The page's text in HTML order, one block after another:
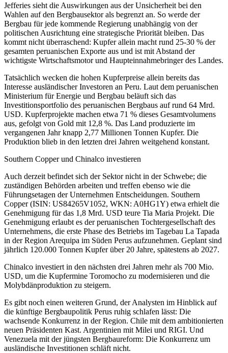
Jefferies sieht die Auswirkungen aus der Unsicherheit bei den
Wahlen auf den Bergbausektor als begrenzt an. So werde der
Bergbau für jede kommende Regierung unabhängig von der
politischen Ausrichtung eine strategische Priorität bleiben. Das
kommt nicht überraschend: Kupfer allein macht rund 25-30 % der
gesamten peruanischen Exporte aus und ist mit Abstand der
wichtigste Wirtschaftsmotor und Haupteinnahmebringer des Landes.
Tatsächlich wecken die hohen Kupferpreise allein bereits das
Interesse ausländischer Investoren an Peru. Laut dem peruanischen
Ministerium für Energie und Bergbau beläuft sich das
Investitionsportfolio des peruanischen Bergbaus auf rund 64 Mrd.
USD. Kupferprojekte machen etwa 71 % dieses Gesamtvolumens
aus, gefolgt von Gold mit 12,8 %. Das Land produzierte im
vergangenen Jahr knapp 2,77 Millionen Tonnen Kupfer. Die
Produktion blieb in den letzten drei Jahren weitgehend konstant.
Southern Copper und Chinalco investieren
Auch derzeit befindet sich der Sektor nicht in der Schwebe; die
zuständigen Behörden arbeiten und treffen ebenso wie die
Führungsetagen der Unternehmen Entscheidungen. Southern
Copper (ISIN: US84265V1052, WKN: A0HG1Y) etwa erhielt die
Genehmigung für das 1,8 Mrd. USD teure Tia Maria Projekt. Die
Genehmigung erlaubt es der peruanischen Tochtergesellschaft des
Unternehmens, die erste Phase des Betriebs im Tagebau La Tapada
in der Region Arequipa im Süden Perus aufzunehmen. Geplant sind
jährlich 120.000 Tonnen Kupfer über 20 Jahre, spätestens ab 2027.
Chinalco investiert in den nächsten drei Jahren mehr als 700 Mio.
USD, um die Kupfermine Toromocho zu modernisieren und die
Molybdänproduktion zu steigern.
Es gibt noch einen weiteren Grund, der Analysten im Hinblick auf
die künftige Bergbaupolitik Perus ruhig schlafen lässt: Die
wachsende Konkurrenz in der Region. Chile mit dem ambitionierten
neuen Präsidenten Kast. Argentinien mit Milei und RIGI. Und
Venezuela mit der jüngsten Bergbaureform: Die Konkurrenz um
ausländische Investitionen schläft nicht.